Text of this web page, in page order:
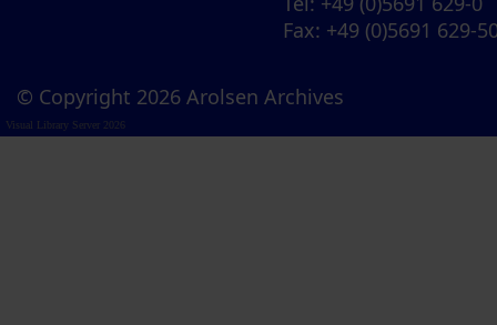
Fax: +49 (0)5691 629-
© Copyright 2026 Arolsen Archives
Visual Library Server 2026